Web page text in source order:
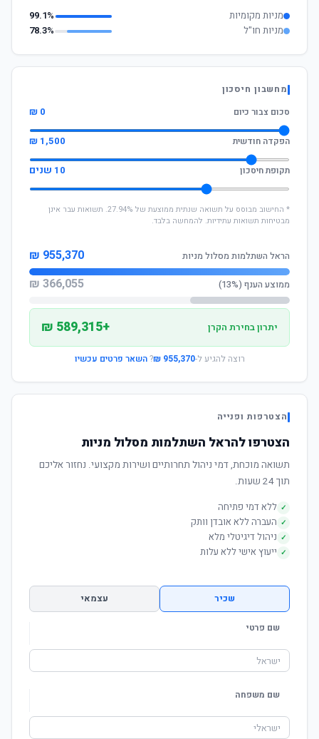
מניות מקומיות
99.1%
מניות חו"ל
78.3%
מחשבון חיסכון
סכום צבור כיום
0 ₪
הפקדה חודשית 1,500 ₪
תקופת חיסכון 10 שנים
* החישוב מבוסס על תשואה שנתית ממוצעת של 27.94%. תשואות עבר אינן
מבטיחות תשואות עתידיות. להמחשה בלבד.
הראל השתלמות מסלול מניות 955,370 ₪
ממוצע הענף (13%) 366,055 ₪
יתרון בחירת הקרן +589,315 ₪
רוצה להגיע ל-955,370 ₪
?השאר פרטים עכשיו
הצטרפות ופנייה
הצטרפו להראל השתלמות מסלול מניות
תשואה מוכחת, דמי ניהול תחרותיים ושירות מקצועי. נחזור אליכם
תוך 24 שעות.
✓ ללא דמי פתיחה
✓ העברה ללא אובדן וותק
✓ ניהול דיגיטלי מלא
✓ ייעוץ אישי ללא עלות
שכיר עצמאי
שם פרטי
שם משפחה